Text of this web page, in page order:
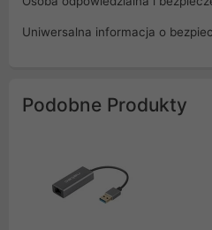
Uniwersalna informacja o
Podobne Produkty